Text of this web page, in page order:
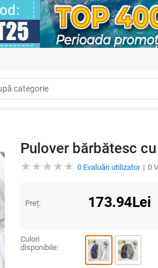
Pulover bărbătesc
0Evaluări utilizator 0
Preț: 173.94Lei
Culori
disponibile: